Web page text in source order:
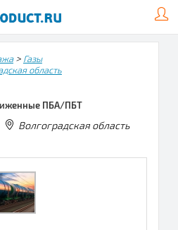
> Газы
область
ПБА/ПБТ
Волгоградская область